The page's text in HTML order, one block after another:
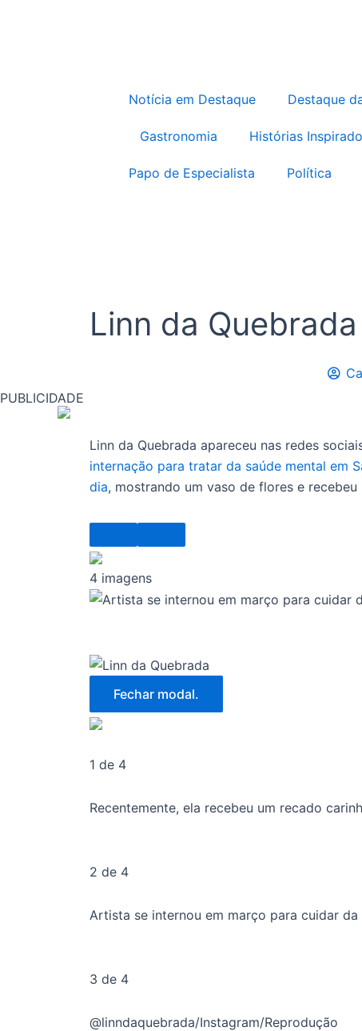
Notícia em Destaque Destaque
Gastronomia Histórias
Papo de Especialista Política
Linn da
PUBLICIDADE
Linn da Quebrada apareceu nas redes
internação para tratar da saúde mental em
dia, mostrando um vaso de flores e
4 imagens
Fechar modal.
1 de 4
Recentemente, ela recebeu um recado
2 de 4
Artista se internou em março para cuidar da
3 de 4
@linndaquebrada/Instagram/Reprodução